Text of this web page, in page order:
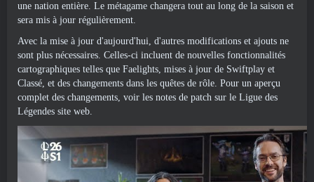
une nation entière. Le métagame changera tout au long de la saison et
sera mis à jour régulièrement.
Avec la mise à jour d'aujourd'hui, d'autres modifications et ajouts ne
sont plus nécessaires. Celles-ci incluent de nouvelles fonctionnalités
cartographiques telles que Faelights, mises à jour de Swiftplay et
Classé, et des changements dans les quêtes de rôle. Pour un aperçu
complet des changements, voir les notes de patch sur le Ligue des
Légendes site web.